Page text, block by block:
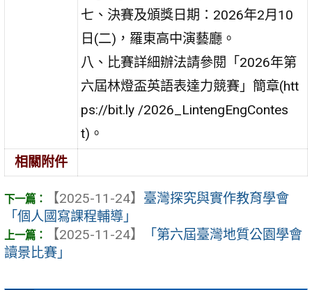
七、決賽及頒獎日期：2026年2月10
日(二)，羅東高中演藝廳。
八、比賽詳細辦法請參閱「2026年第
六屆林燈盃英語表達力競賽」簡章(htt
ps://bit.ly /2026_LintengEngContes
t)。
相關附件
【2025-11-24】 臺灣探究與實作教育學會
「個人國寫課程輔導」
【2025-11-24】
「第六屆臺灣地質公園學會
讀景比賽」